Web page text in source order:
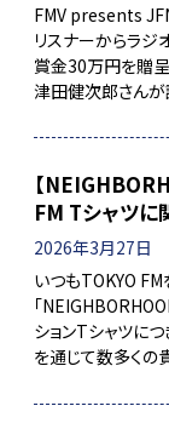
FMV presents
リスナーからラジ
賞金30万円を贈呈
津田健次郎さん
【
FM Tシャツに
2026年3月27日
いつもTOKYO FM
「
ションTシャツに
を通じて数多く